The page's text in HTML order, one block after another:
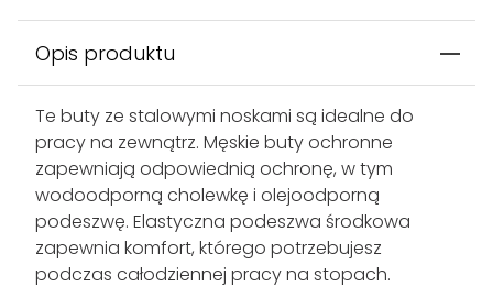
Opis produktu
Te buty ze stalowymi noskami są idealne do
pracy na zewnątrz. Męskie buty ochronne
zapewniają odpowiednią ochronę, w tym
wodoodporną cholewkę i olejoodporną
podeszwę. Elastyczna podeszwa środkowa
zapewnia komfort, którego potrzebujesz
podczas całodziennej pracy na stopach.